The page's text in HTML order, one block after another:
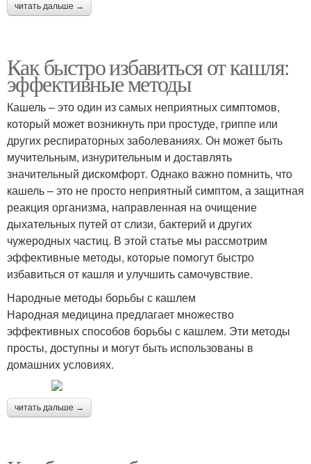
читать дальше →
Как быстро избавиться от кашля:
эффективные методы
Кашель – это один из самых неприятных симптомов,
который может возникнуть при простуде, гриппе или
других респираторных заболеваниях. Он может быть
мучительным, изнурительным и доставлять
значительный дискомфорт. Однако важно помнить, что
кашель – это не просто неприятный симптом, а защитная
реакция организма, направленная на очищение
дыхательных путей от слизи, бактерий и других
чужеродных частиц. В этой статье мы рассмотрим
эффективные методы, которые помогут быстро
избавиться от кашля и улучшить самочувствие.
Народные методы борьбы с кашлем
Народная медицина предлагает множество
эффективных способов борьбы с кашлем. Эти методы
просты, доступны и могут быть использованы в
домашних условиях.
читать дальше →